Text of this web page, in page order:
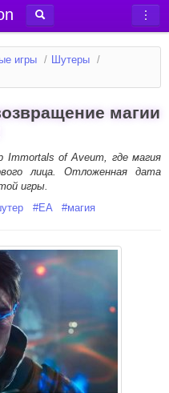
игры / Шутеры /
магии
of Aveum, где магия
лица. Отложенная дата
игры.
#EA #магия